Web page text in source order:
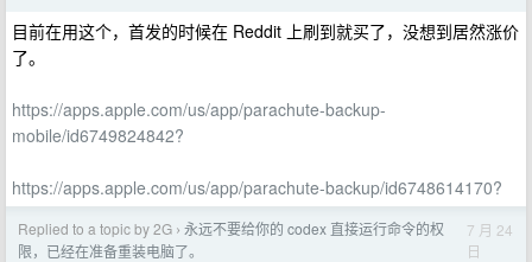
目前在用这个，首发的时候在 Reddit 上刷到就买了，没想到居然涨价
了。
https://apps.apple.com/us/app/parachute-backup-
mobile/id6749824842?
https://apps.apple.com/us/app/parachute-backup/id6748614170?
Replied to a topic by 2G › 永远不要给你的 codex 直接运行命令的权
限，已经在准备重装电脑了。
7 月 24
日